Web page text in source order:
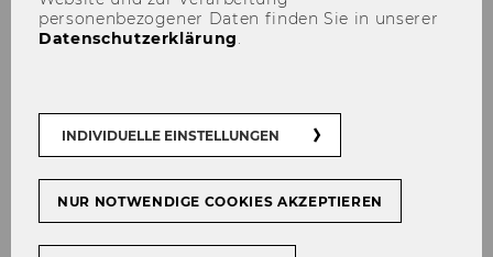
Dom ob Sa­vin­ji v Celju, Slo­ve­
ni­ja
personenbezogener Daten finden Sie in unserer
Datenschutzerklärung
INDIVIDUELLE EINSTELLUNGEN
NUR NOTWENDIGE COOKIES AKZEPTIEREN